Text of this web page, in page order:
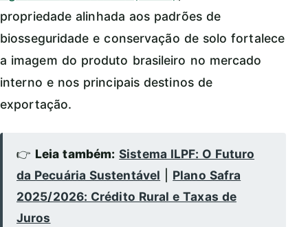
propriedade alinhada aos padrões de
biosseguridade e conservação de solo fortalece
a imagem do produto brasileiro no mercado
interno e nos principais destinos de
exportação.
👉 Leia também: Sistema ILPF: O Futuro
da Pecuária Sustentável
Plano Safra
2025/2026: Crédito Rural e Taxas de
Juros